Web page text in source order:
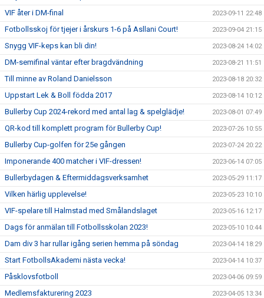
VIF åter i DM-final 2023-09-11 22:48
Fotbollsskoj för tjejer i årskurs 1-6 på Asllani Court! 2023-09-04 21:15
Snygg VIF-keps kan bli din! 2023-08-24 14:02
DM-semifinal väntar efter bragdvändning 2023-08-21 11:51
Till minne av Roland Danielsson 2023-08-18 20:32
Uppstart Lek & Boll födda 2017 2023-08-14 10:12
Bullerby Cup 2024-rekord med antal lag & spelglädje! 2023-08-01 07:49
QR-kod till komplett program för Bullerby Cup! 2023-07-26 10:55
Bullerby Cup-golfen för 25e gången 2023-07-24 20:22
Imponerande 400 matcher i VIF-dressen! 2023-06-14 07:05
Bullerbydagen & Eftermiddagsverksamhet 2023-05-29 11:17
Vilken härlig upplevelse! 2023-05-23 10:10
VIF-spelare till Halmstad med Smålandslaget 2023-05-16 12:17
Dags för anmälan till Fotbollsskolan 2023! 2023-05-10 10:44
Dam div 3 har rullar igång serien hemma på söndag 2023-04-14 18:29
Start FotbollsAkademi nästa vecka! 2023-04-14 10:37
Påsklovsfotboll 2023-04-06 09:59
Medlemsfakturering 2023 2023-04-05 13:34